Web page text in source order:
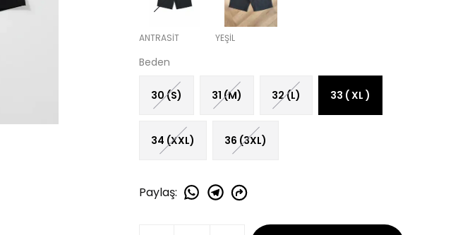
ANTRASİT YEŞİL
Beden
30 (S) 31 (M) 32 (L) 33 ( XL )
34 (XXL) 36 (3XL)
Paylaş: